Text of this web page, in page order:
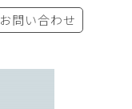
お問い合わせ